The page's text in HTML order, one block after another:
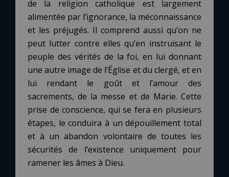
de la religion catholique est largement
alimentée par l’ignorance, la méconnaissance
et les préjugés. Il comprend aussi qu’on ne
peut lutter contre elles qu’en instruisant le
peuple des vérités de la foi, en lui donnant
une autre image de l’Église et du clergé, et en
lui rendant le goût et l’amour des
sacrements, de la messe et de Marie. Cette
prise de conscience, qui se fera en plusieurs
étapes, le conduira à un dépouillement total
et à un abandon volontaire de toutes les
sécurités de l’existence uniquement pour
ramener les âmes à Dieu.